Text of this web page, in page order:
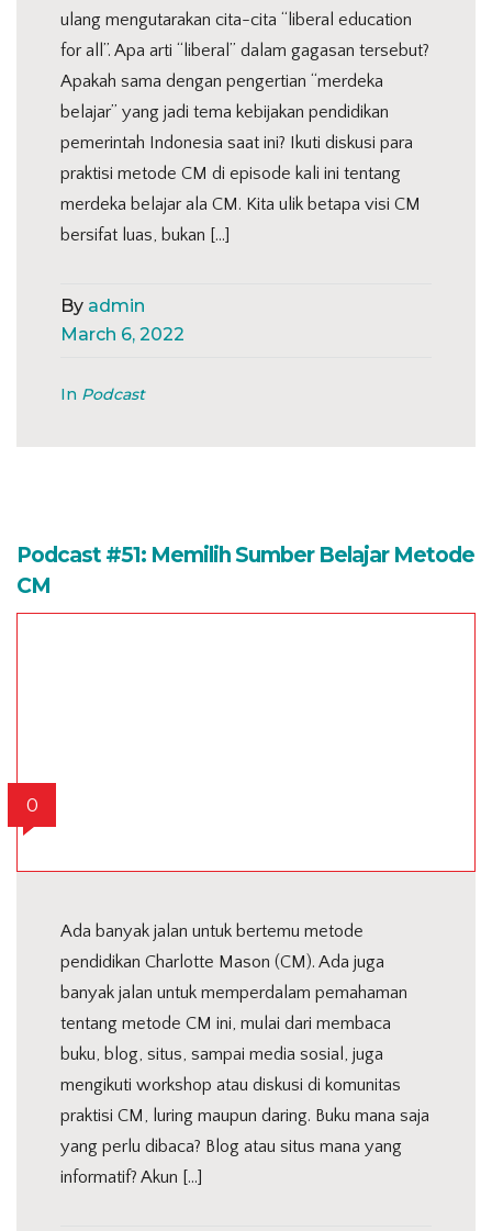
ulang mengutarakan cita-cita “liberal education
for all”. Apa arti “liberal” dalam gagasan tersebut?
Apakah sama dengan pengertian “merdeka
belajar” yang jadi tema kebijakan pendidikan
pemerintah Indonesia saat ini? Ikuti diskusi para
praktisi metode CM di episode kali ini tentang
merdeka belajar ala CM. Kita ulik betapa visi CM
bersifat luas, bukan […]
By admin
March 6, 2022
In Podcast
Podcast #51: Memilih Sumber Belajar Metode
CM
0
Ada banyak jalan untuk bertemu metode
pendidikan Charlotte Mason (CM). Ada juga
banyak jalan untuk memperdalam pemahaman
tentang metode CM ini, mulai dari membaca
buku, blog, situs, sampai media sosial, juga
mengikuti workshop atau diskusi di komunitas
praktisi CM, luring maupun daring. Buku mana saja
yang perlu dibaca? Blog atau situs mana yang
informatif? Akun […]